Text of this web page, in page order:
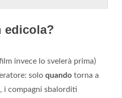
edicola?
invece lo svelerà prima)
solo quando torna a
i compagni sbalorditi